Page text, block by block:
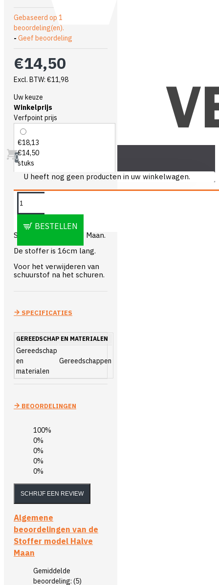
0
U heeft nog geen producten in uw winkelwagen.
Gebaseerd op 1
beoordeling(en).
- Geef beoordeling
€14,50
Excl. BTW: €11,98
Uw keuze
Winkelprijs
Verfpoint prijs
€18,13
€14,50
stuks
BESTELLEN
OMSCHRIJVING
Stoffer model Halve Maan.
De stoffer is 16cm lang.
Voor het verwijderen van
schuurstof na het schuren.
SPECIFICATIES
GEREEDSCHAP EN MATERIALEN
Gereedschap
en
materialen
Gereedschappen
BEOORDELINGEN
100%
0%
0%
0%
0%
SCHRIJF EEN REVIEW
Algemene
beoordelingen van de
Stoffer model Halve
Maan
Gemiddelde
beoordeling: (5)